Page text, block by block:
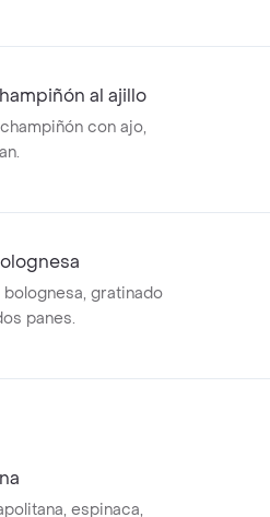
al ajillo
con ajo,
gratinado
panes.
espinaca,